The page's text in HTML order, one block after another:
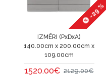
-29 %
IZMĒRI (PxDxA)
140.00cm x 200.00cm x
109.00cm
1520.00€ 2129.00€